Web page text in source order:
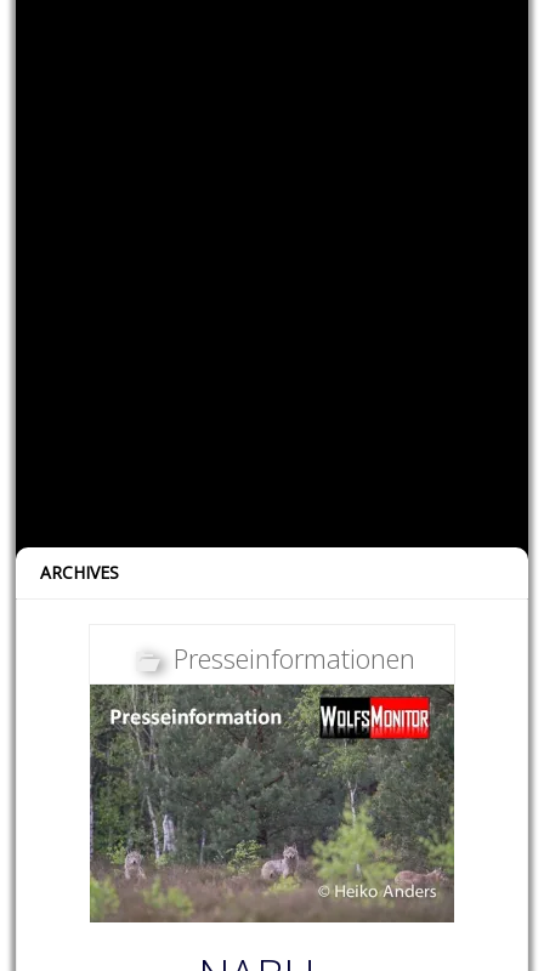
ARCHIVES
Presseinformationen